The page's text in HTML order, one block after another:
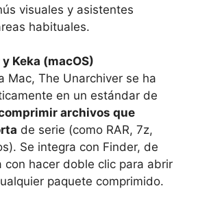
visuales y asistentes
habituales.
Keka (macOS)
Mac, The Unarchiver se ha
en un estándar de
archivos que
de serie (como RAR, 7z,
Se integra con Finder, de
con hacer doble clic para abrir
paquete comprimido.